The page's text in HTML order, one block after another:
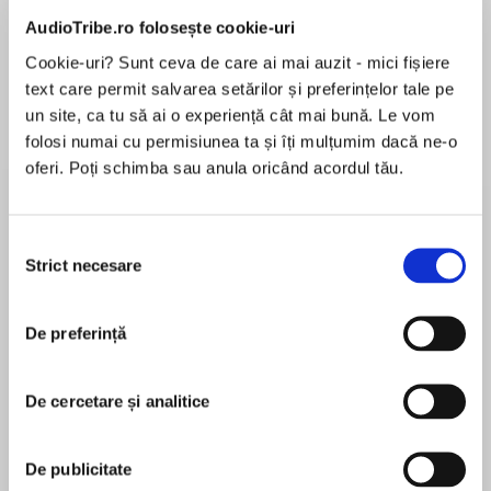
AudioTribe.ro folosește cookie-uri
Cookie-uri? Sunt ceva de care ai mai auzit - mici fișiere
text care permit salvarea setărilor și preferințelor tale pe
un site, ca tu să ai o experiență cât mai bună. Le vom
folosi numai cu permisiunea ta și îți mulțumim dacă ne-o
oferi. Poți schimba sau anula oricând acordul tău.
consimțământului
Strict necesare
De preferință
De cercetare și analitice
De publicitate
Desprecarte
By belovedUSA Todaybestselling author Joanna
Shupe, the fourth installment in the Fifth
could have imagined.
A rebellious heiress.
A duke in dire straits.
MAI MULT
pentru această carte
A USA Today bestselling author,Joanna Shupe
first Schoolhouse Rock cartoon. Her books have